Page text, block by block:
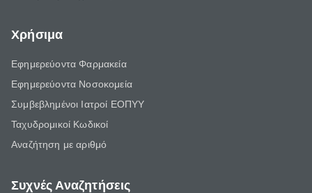
Χρήσιμα
Εφημερεύοντα Φαρμακεία
Εφημερεύοντα Νοσοκομεία
Συμβεβλημένοι Ιατροί ΕΟΠΥΥ
Ταχυδρομικοί Κωδικοί
Αναζήτηση με αριθμό
Συχνές Αναζητήσεις